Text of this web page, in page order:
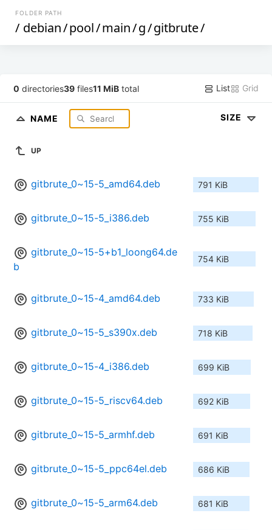
FOLDER PATH
/ debian/pool/main/g/gitbrute/
0 directories39 files11 MiB total List Grid
NAME SIZE
UP
gitbrute_0~15-5_amd64.deb 791 KiB
gitbrute_0~15-5_i386.deb 755 KiB
gitbrute_0~15-5+b1_loong64.de
b
754 KiB
gitbrute_0~15-4_amd64.deb 733 KiB
gitbrute_0~15-5_s390x.deb 718 KiB
gitbrute_0~15-4_i386.deb 699 KiB
gitbrute_0~15-5_riscv64.deb 692 KiB
gitbrute_0~15-5_armhf.deb 691 KiB
gitbrute_0~15-5_ppc64el.deb 686 KiB
gitbrute_0~15-5_arm64.deb 681 KiB